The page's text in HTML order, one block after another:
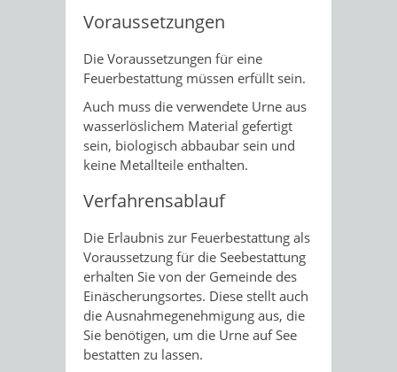
Voraussetzungen
Die Voraussetzungen für eine
Feuerbestattung müssen erfüllt sein.
Auch muss die verwendete Urne aus
wasserlöslichem Material gefertigt
sein, biologisch abbaubar sein und
keine Metallteile enthalten.
Verfahrensablauf
Die Erlaubnis zur Feuerbestattung als
Voraussetzung für die Seebestattung
erhalten Sie von der Gemeinde des
Einäscherungsortes. Diese stellt auch
die Ausnahmegenehmigung aus, die
Sie benötigen, um die Urne auf See
bestatten zu lassen.